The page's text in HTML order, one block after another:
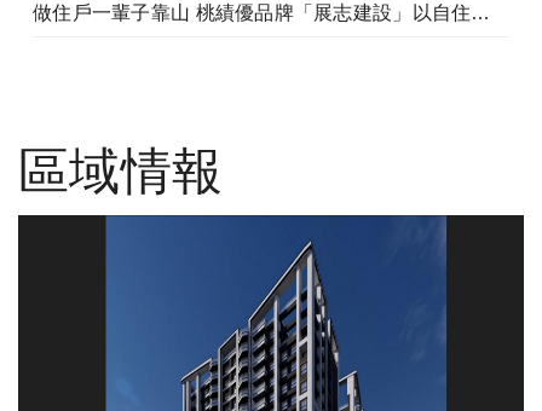
做住戶一輩子靠山 桃績優品牌「展志建設」以自住心蓋房
區域情報